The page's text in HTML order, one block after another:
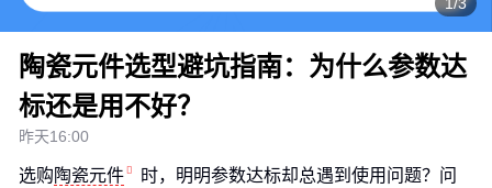
陶瓷元件选型避坑指南：为什么参数达
标还是用不好？
昨天16:00
选购陶瓷元件
时，明明参数达标却总遇到使用问题？问